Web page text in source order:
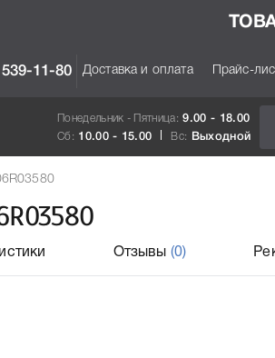
539-11-80 Доставка и оплата Прайс-
Понедельник - Пятница: 9.00 - 18.00
Сб: 10.00 - 15.00 Вс: Выходной
Отзывы (0)